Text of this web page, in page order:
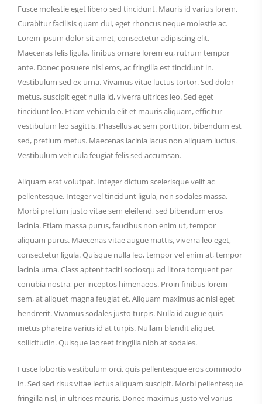
Fusce molestie eget libero sed tincidunt. Mauris id varius lorem.
Curabitur facilisis quam dui, eget rhoncus neque molestie ac.
Lorem ipsum dolor sit amet, consectetur adipiscing elit.
Maecenas felis ligula, finibus ornare lorem eu, rutrum tempor
ante. Donec posuere nisl eros, ac fringilla est tincidunt in.
Vestibulum sed ex urna. Vivamus vitae luctus tortor. Sed dolor
metus, suscipit eget nulla id, viverra ultrices leo. Sed eget
tincidunt leo. Etiam vehicula elit et mauris aliquam, efficitur
vestibulum leo sagittis. Phasellus ac sem porttitor, bibendum est
sed, pretium metus. Maecenas lacinia lacus non aliquam luctus.
Vestibulum vehicula feugiat felis sed accumsan.
Aliquam erat volutpat. Integer dictum scelerisque velit ac
pellentesque. Integer vel tincidunt ligula, non sodales massa.
Morbi pretium justo vitae sem eleifend, sed bibendum eros
lacinia. Etiam massa purus, faucibus non enim ut, tempor
aliquam purus. Maecenas vitae augue mattis, viverra leo eget,
consectetur ligula. Quisque nulla leo, tempor vel enim at, tempor
lacinia urna. Class aptent taciti sociosqu ad litora torquent per
conubia nostra, per inceptos himenaeos. Proin finibus lorem
sem, at aliquet magna feugiat et. Aliquam maximus ac nisi eget
hendrerit. Vivamus sodales justo turpis. Nulla id augue quis
metus pharetra varius id at turpis. Nullam blandit aliquet
sollicitudin. Quisque laoreet fringilla nibh at sodales.
Fusce lobortis vestibulum orci, quis pellentesque eros commodo
in. Sed sed risus vitae lectus aliquam suscipit. Morbi pellentesque
fringilla nisl, in ultrices mauris. Donec maximus justo vel varius